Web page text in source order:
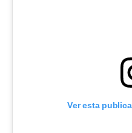
Ver esta